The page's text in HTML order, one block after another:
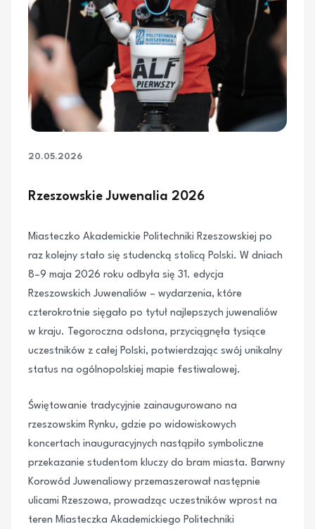
20.05.2026
Rzeszowskie Juwenalia 2026
Miasteczko Akademickie Politechniki Rzeszowskiej po
raz kolejny stało się studencką stolicą Polski. W dniach
8–9 maja 2026 roku odbyła się 31. edycja
Rzeszowskich Juwenaliów – wydarzenia, które
czterokrotnie sięgało po tytuł najlepszych juwenaliów
w kraju. Tegoroczna odsłona, przyciągnęła tysiące
uczestników z całej Polski, potwierdzając swój unikalny
status na ogólnopolskiej mapie festiwalowej.
Świętowanie tradycyjnie zainaugurowano na
rzeszowskim Rynku, gdzie po widowiskowych
koncertach inauguracyjnych nastąpiło symboliczne
przekazanie studentom kluczy do bram miasta. Barwny
Korowód Juwenaliowy przemaszerował następnie
ulicami Rzeszowa, prowadząc uczestników wprost na
teren Miasteczka Akademickiego Politechniki